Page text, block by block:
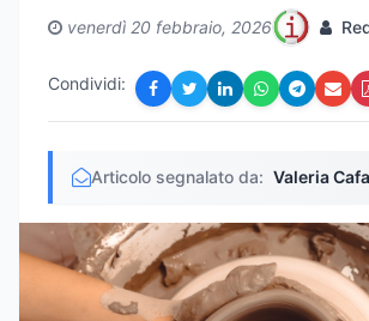
venerdì 20 febbraio, 2026
Condividi:
Articolo segnalato da: Valeria